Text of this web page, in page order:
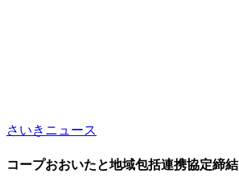
さいきニュース
コープおおいたと地域包括連携協定締結